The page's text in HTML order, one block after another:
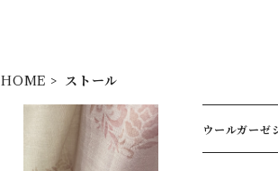
HOME ストール
ウールガーゼ